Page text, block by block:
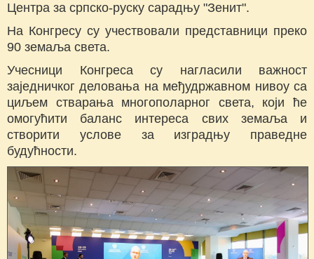
Центра за српско-руску сарадњу "Зенит".
На Конгресу су учествовали представници преко
90 земаља света.
Учесници Конгреса су нагласили важност
заједничког деловања на међудржавном нивоу са
циљем стварања многополарног света, који ће
омогућити баланс интереса свих земаља и
створити услове за изградњу праведне
будућности.